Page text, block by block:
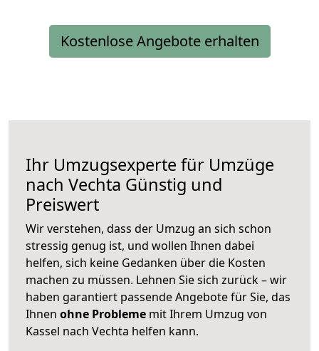
Kostenlose Angebote erhalten
Ihr Umzugsexperte für Umzüge
nach Vechta Günstig und
Preiswert
Wir verstehen, dass der Umzug an sich schon
stressig genug ist, und wollen Ihnen dabei
helfen, sich keine Gedanken über die Kosten
machen zu müssen. Lehnen Sie sich zurück – wir
haben garantiert passende Angebote für Sie, das
Ihnen ohne Probleme mit Ihrem Umzug von
Kassel nach Vechta helfen kann.